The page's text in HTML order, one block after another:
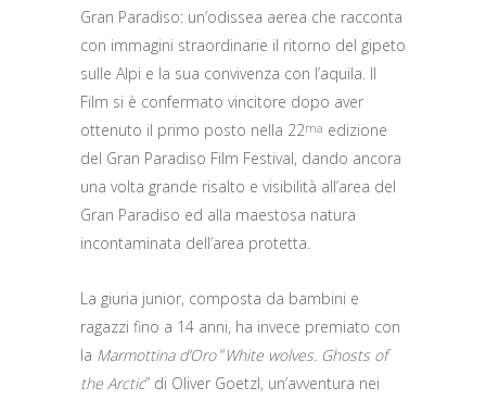
Gran Paradiso: un’odissea aerea che racconta
con immagini straordinarie il ritorno del gipeto
sulle Alpi e la sua convivenza con l’aquila. Il
Film si è confermato vincitore dopo aver
ottenuto il primo posto nella 22ma edizione
del Gran Paradiso Film Festival, dando ancora
una volta grande risalto e visibilità all’area del
Gran Paradiso ed alla maestosa natura
incontaminata dell’area protetta.
La giuria junior, composta da bambini e
ragazzi fino a 14 anni, ha invece premiato con
la Marmottina d’Oro“White wolves. Ghosts of
the Arctic” di Oliver Goetzl, un’avventura nei